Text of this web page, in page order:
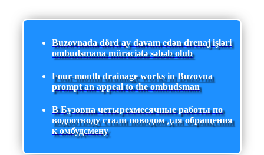
Buzovnada dörd ay davam edən drenaj işləri
ombudsmana müraciətə səbəb olub
Four-month drainage works in Buzovna
prompt an appeal to the ombudsman
В Бузовна четырехмесячные работы по
водоотводу стали поводом для обращения
к омбудсмену